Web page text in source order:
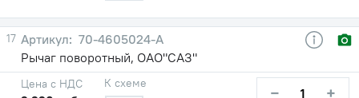
17
70-4605024-А
Рычаг поворотный, ОАО"САЗ"
Цена с НДС К схеме − +